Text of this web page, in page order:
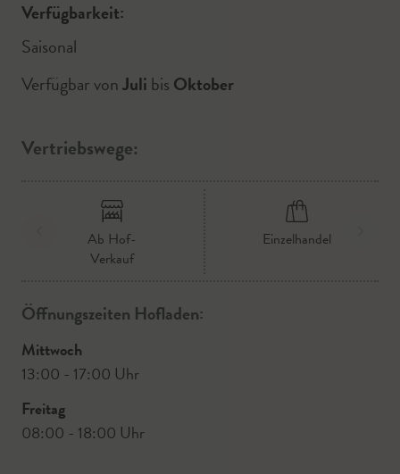
Verfügbarkeit:
Saisonal
Verfügbar vonJuli bis Oktober
Vertriebswege:
Ab Hof-
Verkauf
Einzelhandel
Öffnungszeiten Hofladen:
Mittwoch
13:00 - 17:00 Uhr
Freitag
08:00 - 18:00 Uhr